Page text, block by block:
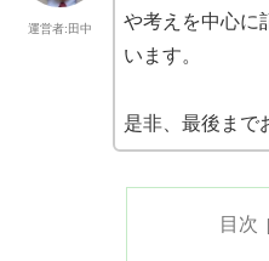
運営者:田中
や考えを中心に
います。
是非、最後まで
目次